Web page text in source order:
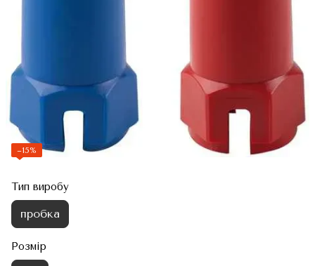
−15%
Тип виробу
пробка
Розмір